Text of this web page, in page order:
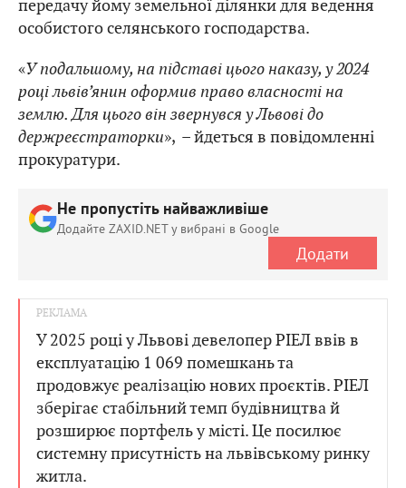
передачу йому земельної ділянки для ведення
особистого селянського господарства.
«У подальшому, на підставі цього наказу, у 2024
році львів’янин оформив право власності на
землю. Для цього він звернувся у Львові до
держреєстраторки», ­ – йдеться в повідомленні
прокуратури.
Не пропустіть найважливіше
Додайте ZAXID.NET у вибрані в Google
Додати
У 2025 році у Львові девелопер РІЕЛ ввів в
експлуатацію 1 069 помешкань та
продовжує реалізацію нових проєктів. РІЕЛ
зберігає стабільний темп будівництва й
розширює портфель у місті. Це посилює
системну присутність на львівському ринку
житла.